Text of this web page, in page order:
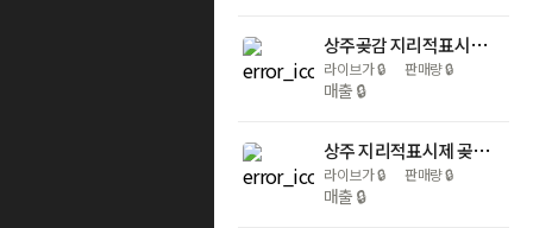
상주곶감 지리적표시제 곶감만 사용한 또개 0.75kg 3팩 아이들 부모님 어르신 간식
라이브가🔒 판매량🔒
매출 🔒
상주 지리적표시제 곶감만 사용한 곶감찹쌀떡 60gx3개(1박스) 3개 부모님 어르신 간식
라이브가🔒 판매량🔒
매출 🔒